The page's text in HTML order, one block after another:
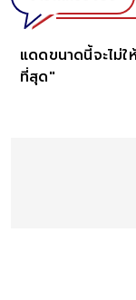
แดดขนาดนี้จะไม่ให้อาบได้ไง ติดท็
ที่สุด"